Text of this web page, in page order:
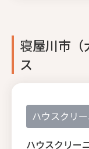
寝屋川市（
ス
ハウスクリ
ハウスクリー